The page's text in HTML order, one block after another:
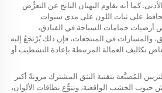
كما أنه يقاوم البهتان الناتج عن التعرُّض
على ثبات اللون على مدى سنوات
أرضيات حمامات السباحة في الفنادق،
والمسارات في المنتجعات، فإن ذلك يُرْتَجَعُ إليه
تكاليف العمالة المرتبطة بإعادة التشطيب أو
المُصنَّعة بتقنية البثق المشترك مرونةً أكبر
الخشب الواقعية، وتنوُّع نطاقات الألوان،